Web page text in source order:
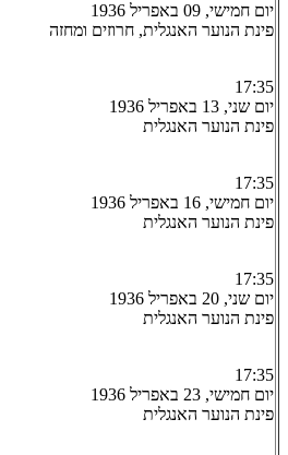
יום חמישי, 09 באפריל 1936
פינת הנוער האנגלית, חרוזים ומחזה
17:35
יום שני, 13 באפריל 1936
פינת הנוער האנגלית
17:35
יום חמישי, 16 באפריל 1936
פינת הנוער האנגלית
17:35
יום שני, 20 באפריל 1936
פינת הנוער האנגלית
17:35
יום חמישי, 23 באפריל 1936
פינת הנוער האנגלית